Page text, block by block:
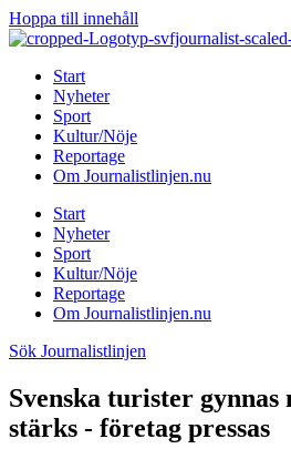
Hoppa till innehåll
Start
Nyheter
Sport
Kultur/Nöje
Reportage
Om Journalistlinjen.nu
Start
Nyheter
Sport
Kultur/Nöje
Reportage
Om Journalistlinjen.nu
Sök Journalistlinjen
Svenska turister
stärks - företag pressas